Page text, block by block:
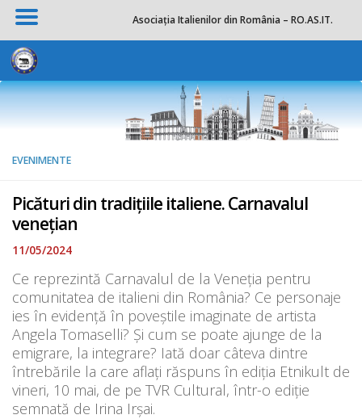
Skip to content
EVENIMENTE
Picături din tradițiile italiene. Carnavalul
venețian
11/05/2024
Ce reprezintă Carnavalul de la Veneția pentru
comunitatea de italieni din România? Ce personaje
ies în evidență în poveștile imaginate de artista
Angela Tomaselli? Și cum se poate ajunge de la
emigrare, la integrare? Iată doar câteva dintre
întrebările la care aflați răspuns în ediția Etnikult de
vineri, 10 mai, de pe TVR Cultural, într-o ediție
semnată de Irina Irșai.
Asociația Italienilor din România – RO.AS.IT.